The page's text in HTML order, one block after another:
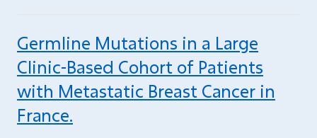
Germline Mutations in a Large
Clinic-Based Cohort of Patients
with Metastatic Breast Cancer in
France.